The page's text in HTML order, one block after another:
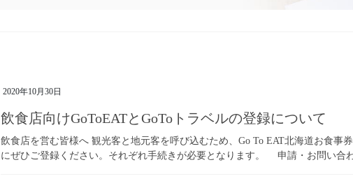
2020年10月30日
飲食店向けGoToEATとGoToトラベルの登録について
飲食店を営む皆様へ 観光客と地元客を呼び込むため、Go To EAT北海道お食事
にぜひご登録ください。それぞれ手続きが必要となります。 申請・お問